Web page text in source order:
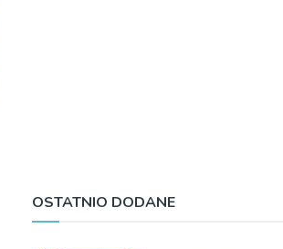
OSTATNIO DODANE